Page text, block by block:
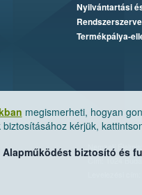
megismerheti, hogyan
kérjük,
Alapműködést biztosító és
Nyilvántartási
Termékpálya-
Nemzeti